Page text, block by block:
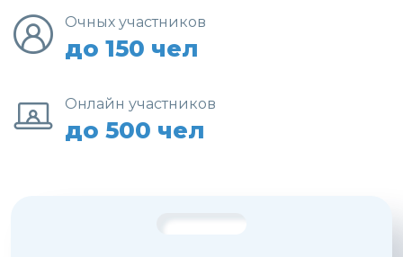
Очных участников
до 150 чел
Онлайн участников
до 500 чел